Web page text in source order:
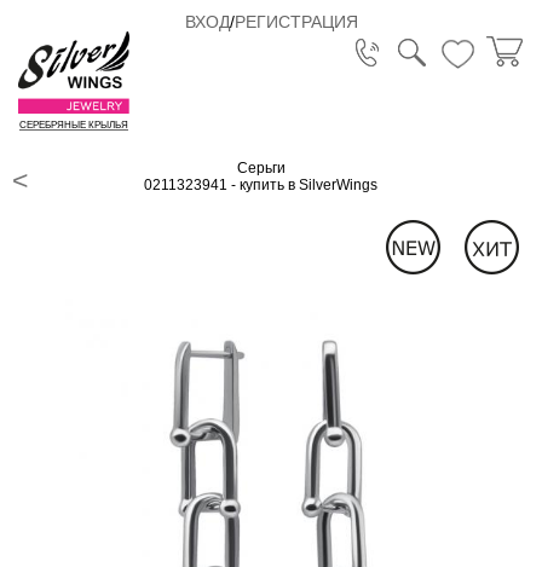
ВХОД/РЕГИСТРАЦИЯ
СЕРЕБРЯНЫЕ КРЫЛЬЯ
Серьги
0211323941 - купить в SilverWings